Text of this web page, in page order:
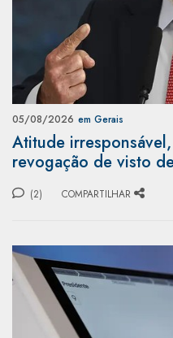
05/08/2026 em Gerais
Atitude
revogação de visto
(2) COMPARTILHAR